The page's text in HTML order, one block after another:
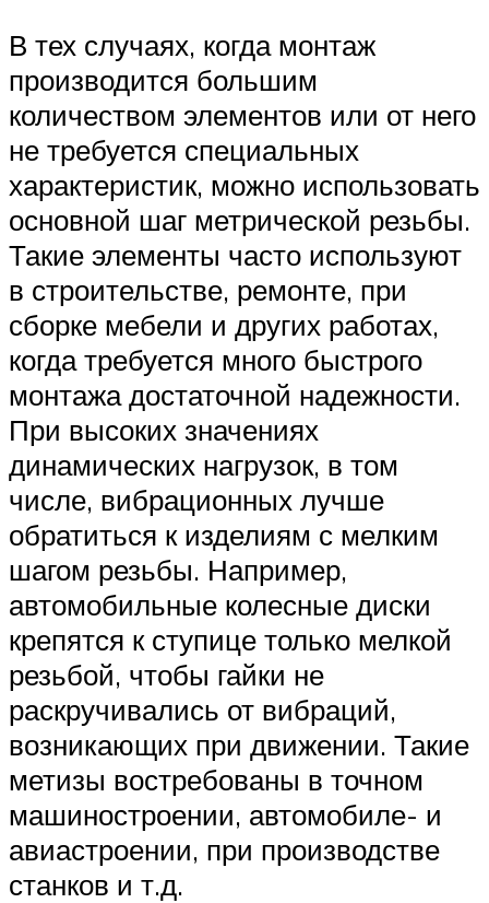
В тех случаях, когда монтаж
производится большим
количеством элементов или от него
не требуется специальных
характеристик, можно использовать
основной шаг метрической резьбы.
Такие элементы часто используют
в строительстве, ремонте, при
сборке мебели и других работах,
когда требуется много быстрого
монтажа достаточной надежности.
При высоких значениях
динамических нагрузок, в том
числе, вибрационных лучше
обратиться к изделиям с мелким
шагом резьбы. Например,
автомобильные колесные диски
крепятся к ступице только мелкой
резьбой, чтобы гайки не
раскручивались от вибраций,
возникающих при движении. Такие
метизы востребованы в точном
машиностроении, автомобиле- и
авиастроении, при производстве
станков и т.д.